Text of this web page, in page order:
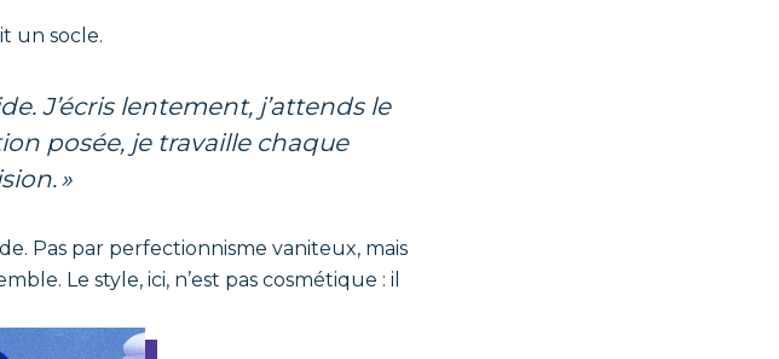
un socle.
posée, je travaille chaque
»
Pas par perfectionnisme vaniteux, mais
Le style, ici, n’est pas cosmétique : il